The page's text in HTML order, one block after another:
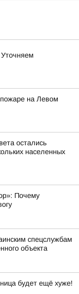
на Левом
остались
населенных
Почему
спецслужбам
объекта
будет ещё хуже!